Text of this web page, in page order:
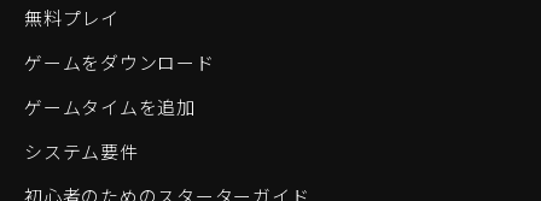
無料プレイ
ゲームをダウンロード
ゲームタイムを追加
システム要件
初心者のためのスターターガイド